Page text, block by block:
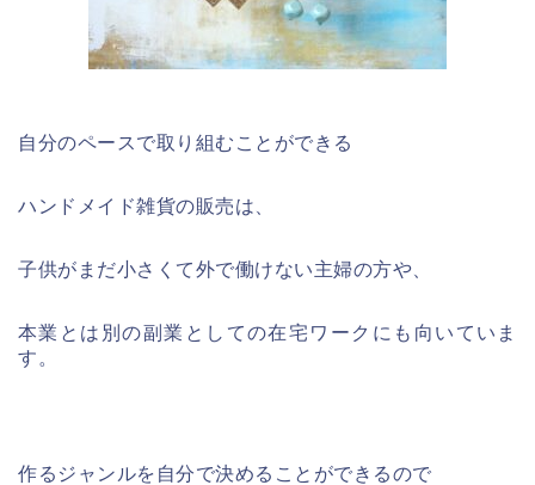
自分のペースで取り組むことができる
ハンドメイド雑貨の販売は、
子供がまだ小さくて外で働けない主婦の方や、
本業とは別の副業としての在宅ワークにも向いていま
す。
作るジャンルを自分で決めることができるので